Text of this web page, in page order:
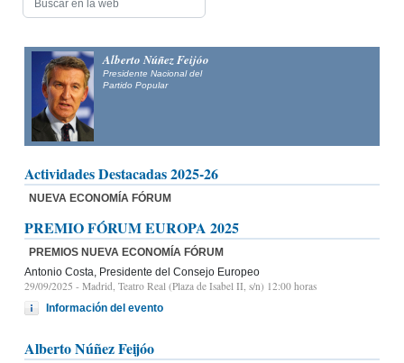
Alberto Núñez Feijóo
Presidente Nacional del
Partido Popular
Actividades Destacadas 2025-26
NUEVA ECONOMÍA FÓRUM
PREMIO FÓRUM EUROPA 2025
PREMIOS NUEVA ECONOMÍA FÓRUM
Antonio Costa, Presidente del Consejo Europeo
29/09/2025 - Madrid, Teatro Real (Plaza de Isabel II, s/n) 12:00 horas
Información del evento
Alberto Núñez Feijóo